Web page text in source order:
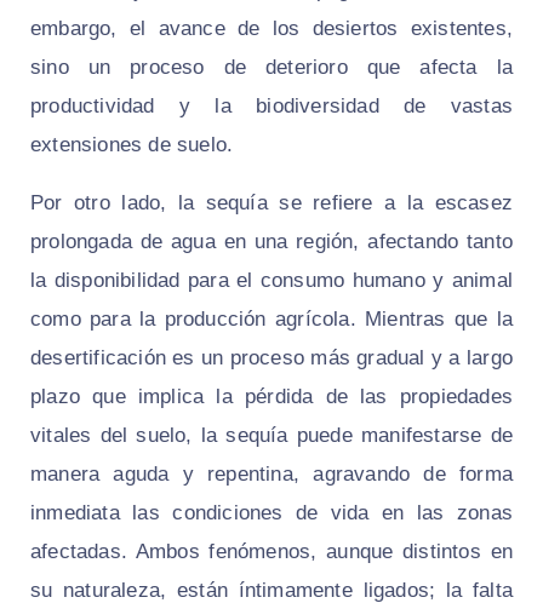
embargo, el avance de los desiertos existentes,
sino un proceso de deterioro que afecta la
productividad y la biodiversidad de vastas
extensiones de suelo.
Por otro lado, la sequía se refiere a la escasez
prolongada de agua en una región, afectando tanto
la disponibilidad para el consumo humano y animal
como para la producción agrícola. Mientras que la
desertificación es un proceso más gradual y a largo
plazo que implica la pérdida de las propiedades
vitales del suelo, la sequía puede manifestarse de
manera aguda y repentina, agravando de forma
inmediata las condiciones de vida en las zonas
afectadas. Ambos fenómenos, aunque distintos en
su naturaleza, están íntimamente ligados; la falta